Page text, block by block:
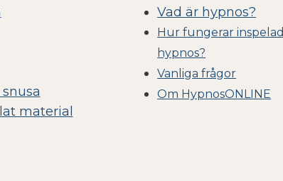
material
Vad är hypnos?
Hur fungerar inspelad
hypnos?
Vanliga frågor
Om HypnosONLINE